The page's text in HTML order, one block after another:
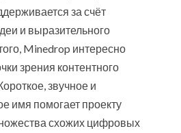
за счёт
и выразительного
Minedrop интересно
зрения контентного
звучное и
имя помогает проекту
схожих цифровых